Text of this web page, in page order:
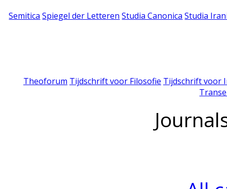
Semitica Spiegel der Letteren Studia Canonica Studia
Theoforum Tijdschrift voor Filosofie Tijdschrift voor